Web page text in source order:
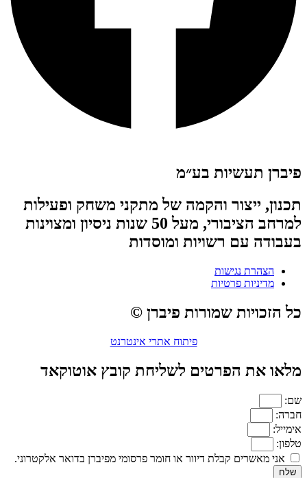
פיברן תעשיות בע״מ
תכנון, ייצור והקמה של מתקני משחק ופעילות
למרחב הציבורי, מעל 50 שנות ניסיון ומצוינות
בעבודה עם רשויות ומוסדות
הצהרת נגישות
מדיניות פרטיות
כל הזכויות שמורות פיברן ©
פיתוח אתרי אינטרנט
מלאו את הפרטים לשליחת קובץ אוטוקאד
שם:
חברה:
אימייל:
טלפון:
אני מאשרים קבלת דיוור או חומר פרסומי מפיברן בדואר אלקטרוני.
שלח